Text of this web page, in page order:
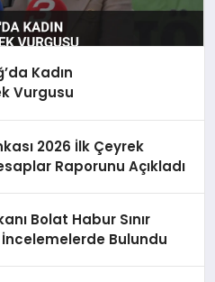
Kadın
Vurgusu
2026 İlk Çeyrek
Raporunu Açıkladı
Bolat Habur Sınır
İncelemelerde Bulundu